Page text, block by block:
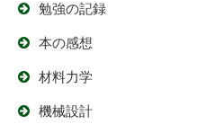
勉強の記録
本の感想
材料力学
機械設計